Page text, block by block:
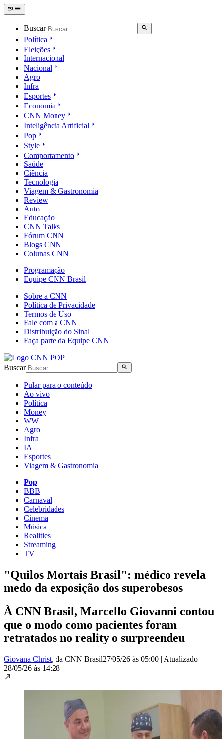
Buscar
Política
Eleições
Internacional
Nacional
Agro
Infra
Esportes
Economia
CNN Money
Inteligência Artificial
Pop
Style
Comportamento
Saúde
Ciência
Tecnologia
Viagem & Gastronomia
Review
Auto
Educação
CNN Talks
Fórum CNN
Blogs CNN
Colunas CNN
Programação
Equipe CNN Brasil
Sobre a CNN
Política de Privacidade
Termos de Uso
Fale com a CNN
Distribuição do Sinal
Faça parte da Equipe CNN
Buscar
Pular para o conteúdo
Ao vivo
Política
Money
WW
Agro
Infra
IA
Esportes
Viagem & Gastronomia
Pop
BBB
Carnaval
Celebridades
Cinema
Música
Realities
Streaming
TV
"Quilos Mortais Brasil": médico revela
medo da exposição dos superobesos
À CNN Brasil, Marcello Giovanni contou
que o modo como pacientes foram
retratados no reality o surpreendeu
Giovana Christ, da CNN Brasil27/05/26 às 05:00 | Atualizado
28/05/26 às 14:28